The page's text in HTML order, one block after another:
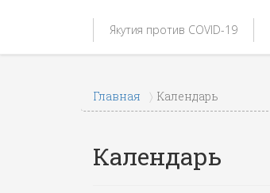
Якутия против COVID-19
Главная Календарь
Календарь